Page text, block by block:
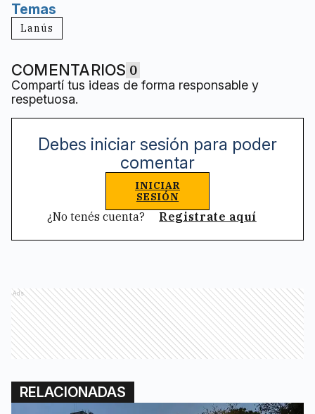
Temas
Lanús
COMENTARIOS 0
Compartí tus ideas de forma responsable y
respetuosa.
Debes iniciar sesión para poder
comentar
INICIAR
SESIÓN
¿No tenés cuenta? Registrate aquí
Ads
RELACIONADAS